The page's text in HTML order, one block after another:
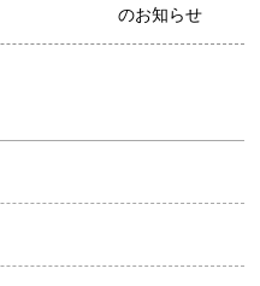
のお知らせ